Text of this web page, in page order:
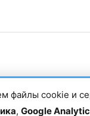
файлы cookie и
, Google